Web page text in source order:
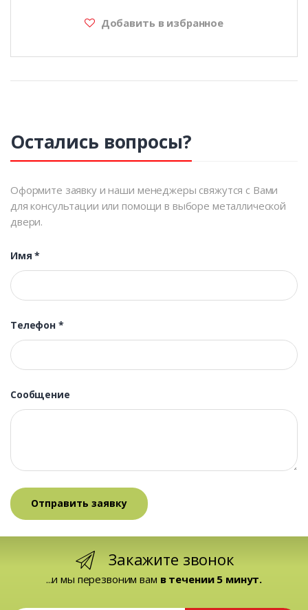
Добавить в избранное
Остались вопросы?
Оформите заявку и наши менеджеры свяжутся с Вами
для консультации или помощи в выборе металлической
двери.
Имя*
Телефон *
Сообщение
Закажите звонок
...и мы перезвоним вам в течении 5 минут.